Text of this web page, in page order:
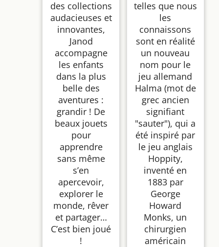
des collections
audacieuses et
innovantes,
Janod
accompagne
les enfants
dans la plus
belle des
aventures :
grandir ! De
beaux jouets
pour
apprendre
sans même
s’en
apercevoir,
explorer le
monde, rêver
et partager…
C’est bien joué
!
telles que nous
les
connaissons
sont en réalité
un nouveau
nom pour le
jeu allemand
Halma (mot de
grec ancien
signifiant
"sauter"), qui a
été inspiré par
le jeu anglais
Hoppity,
inventé en
1883 par
George
Howard
Monks, un
chirurgien
américain